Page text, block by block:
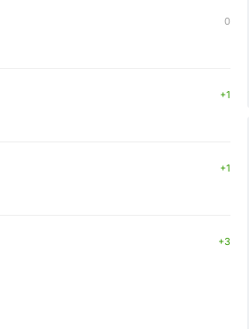
0
+1
+1
+3